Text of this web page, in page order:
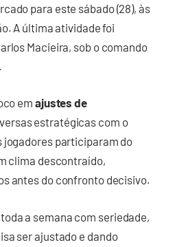
para este sábado (28), às
A última atividade foi
Macieira, sob o comando
em ajustes de
estratégicas com o
jogadores participaram do
clima descontraído,
antes do confronto decisivo.
a semana com seriedade,
ser ajustado e dando